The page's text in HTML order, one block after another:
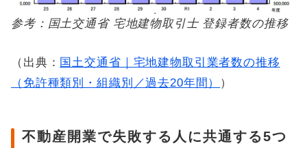
参考：国土交通省 宅地建物取引士 登録者数の推移
（出典： 国土交通省｜宅地建物取引業者数の推移
（免許種類別・組織別／過去20年間） ）
不動産開業で失敗する人に共通する5つ